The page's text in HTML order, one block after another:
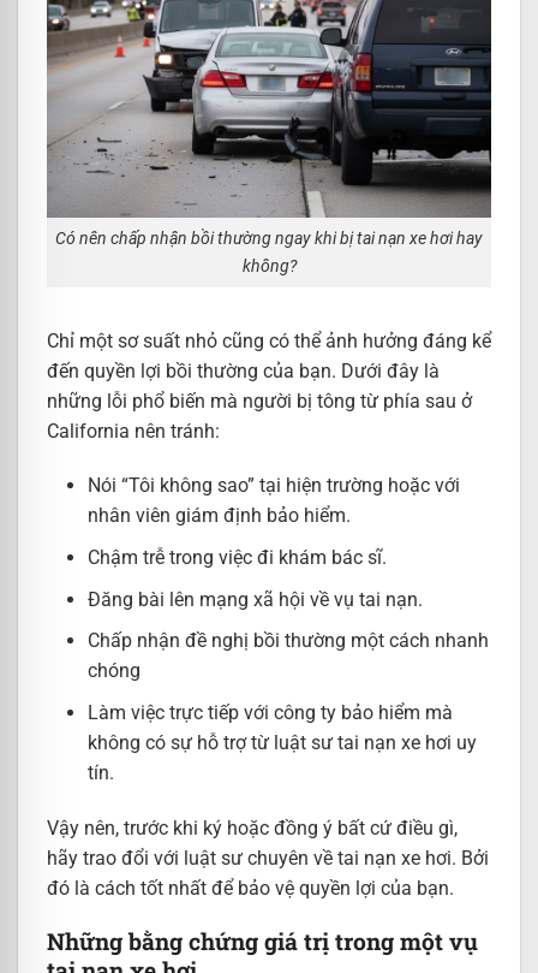
Có nên chấp nhận bồi thường ngay khi bị tai nạn xe hơi hay
không?
Chỉ một sơ suất nhỏ cũng có thể ảnh hưởng đáng kể
đến quyền lợi bồi thường của bạn. Dưới đây là
những lỗi phổ biến mà người bị tông từ phía sau ở
California nên tránh:
Nói “Tôi không sao” tại hiện trường hoặc với
nhân viên giám định bảo hiểm.
Chậm trễ trong việc đi khám bác sĩ.
Đăng bài lên mạng xã hội về vụ tai nạn.
Chấp nhận đề nghị bồi thường một cách nhanh
chóng
Làm việc trực tiếp với công ty bảo hiểm mà
không có sự hỗ trợ từ luật sư tai nạn xe hơi uy
tín.
Vậy nên, trước khi ký hoặc đồng ý bất cứ điều gì,
hãy trao đổi với luật sư chuyên về tai nạn xe hơi. Bởi
đó là cách tốt nhất để bảo vệ quyền lợi của bạn.
Những bằng chứng giá trị trong một vụ